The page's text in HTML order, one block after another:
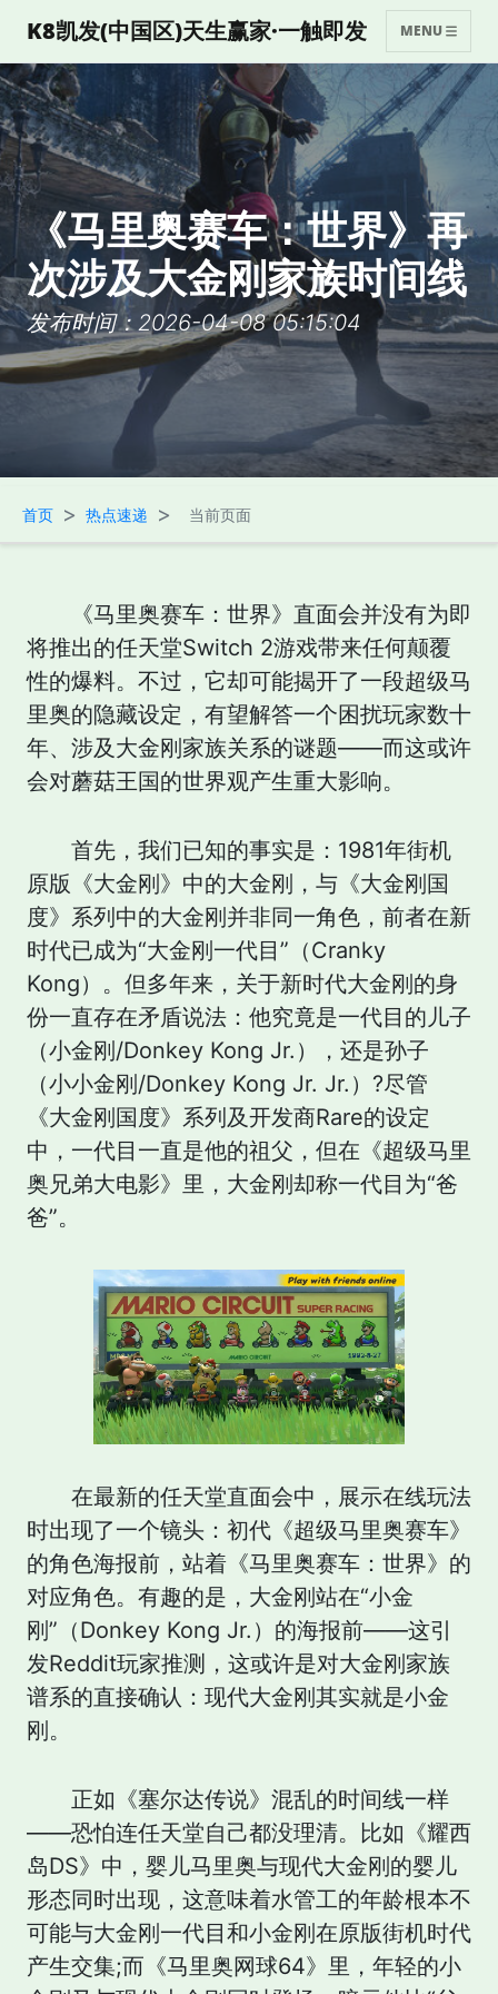
K8凯发(中国区)天生赢家·一触即发 MENU
《马里奥赛车：世界》再
次涉及大金刚家族时间线
发布时间：2026-04-08 05:15:04
首页 > 热点速递 > 当前页面
《马里奥赛车：世界》直面会并没有为即
将推出的任天堂Switch 2游戏带来任何颠覆
性的爆料。不过，它却可能揭开了一段超级马
里奥的隐藏设定，有望解答一个困扰玩家数十
年、涉及大金刚家族关系的谜题——而这或许
会对蘑菇王国的世界观产生重大影响。
首先，我们已知的事实是：1981年街机
原版《大金刚》中的大金刚，与《大金刚国
度》系列中的大金刚并非同一角色，前者在新
时代已成为“大金刚一代目”（Cranky
Kong）。但多年来，关于新时代大金刚的身
份一直存在矛盾说法：他究竟是一代目的儿子
（小金刚/Donkey Kong Jr.），还是孙子
（小小金刚/Donkey Kong Jr. Jr.）?尽管
《大金刚国度》系列及开发商Rare的设定
中，一代目一直是他的祖父，但在《超级马里
奥兄弟大电影》里，大金刚却称一代目为“爸
爸”。
在最新的任天堂直面会中，展示在线玩法
时出现了一个镜头：初代《超级马里奥赛车》
的角色海报前，站着《马里奥赛车：世界》的
对应角色。有趣的是，大金刚站在“小金
刚”（Donkey Kong Jr.）的海报前——这引
发Reddit玩家推测，这或许是对大金刚家族
谱系的直接确认：现代大金刚其实就是小金
刚。
正如《塞尔达传说》混乱的时间线一样
——恐怕连任天堂自己都没理清。比如《耀西
岛DS》中，婴儿马里奥与现代大金刚的婴儿
形态同时出现，这意味着水管工的年龄根本不
可能与大金刚一代目和小金刚在原版街机时代
产生交集;而《马里奥网球64》里，年轻的小